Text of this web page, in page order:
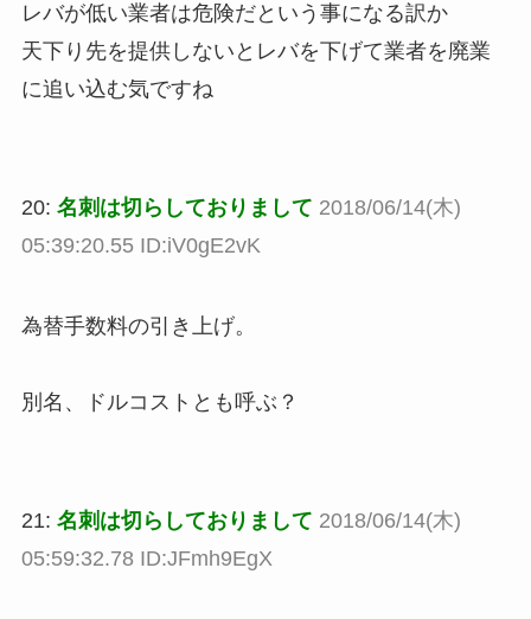
レバが低い業者は危険だという事になる訳か
天下り先を提供しないとレバを下げて業者を廃業
に追い込む気ですね
20: 名刺は切らしておりまして 2018/06/14(木)
05:39:20.55 ID:iV0gE2vK
為替手数料の引き上げ。
別名、ドルコストとも呼ぶ？
21: 名刺は切らしておりまして 2018/06/14(木)
05:59:32.78 ID:JFmh9EgX